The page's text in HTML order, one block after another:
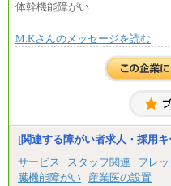
ざいません。
体幹機能障がい
M.Kさんのメッセージを読む
[関連する障がい者求人・採用
サービス
スタッフ関連 フレ
臓機能障がい
産業医の設置